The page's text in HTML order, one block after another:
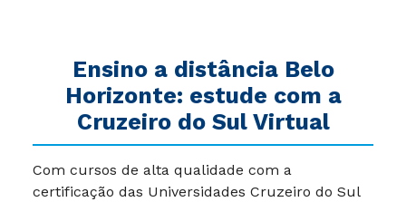
Ensino a distância Belo
Horizonte: estude com a
Cruzeiro do Sul Virtual
Com cursos de alta qualidade com a
certificação das Universidades Cruzeiro do Sul